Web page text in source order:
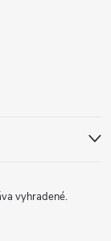
vyhradené.